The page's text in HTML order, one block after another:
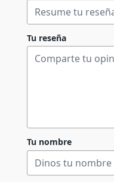
Tu reseña
Tu nombre